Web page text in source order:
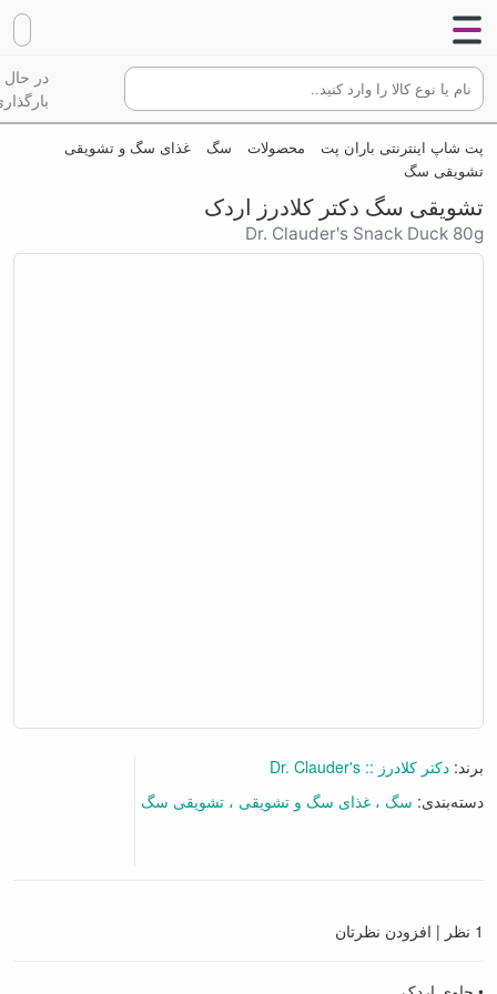
در حال
پت شاپ اینترنتی باران پت محصولات سگ
غذای سگ و تشویقی
تشویقی سگ
تشویقی سگ دکتر کلادرز اردک
Dr. Clauder's Snack Duck 80g
برند: دکتر کلادرز :: Dr. Clauder's
دسته‌بندی: سگ غذای سگ و تشویقی تشویقی سگ
1 نظر | افزودن نظرتان